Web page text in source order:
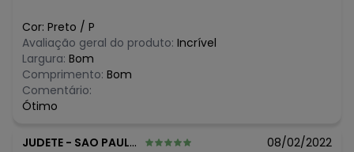
Cor: Preto / P
Avaliação geral do produto: Incrível
Largura: Bom
Comprimento: Bom
Comentário:
Ótimo
JUDETE - SAO PAULO - SP 08/02/2022